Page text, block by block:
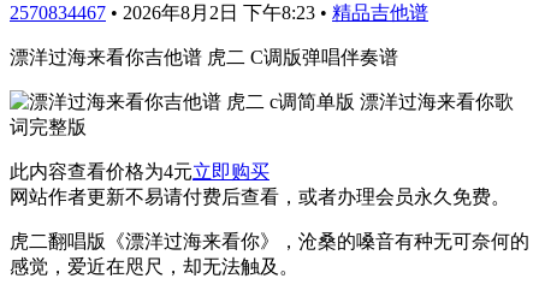
2570834467 • 2026年8月2日 下午8:23 • 精品吉他谱
漂洋过海来看你吉他谱 虎二 C调版弹唱伴奏谱
此内容查看价格为4元立即购买
网站作者更新不易请付费后查看，或者办理会员永久免费。
虎二翻唱版《漂洋过海来看你》，沧桑的嗓音有种无可奈何的
感觉，爱近在咫尺，却无法触及。